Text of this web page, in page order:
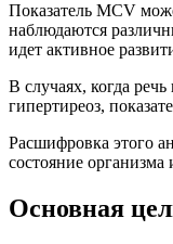
Показатель MCV
наблюдаются
идет активное
В случаях, когда
гипертиреоз,
Расшифровка этого
состояние
Основная